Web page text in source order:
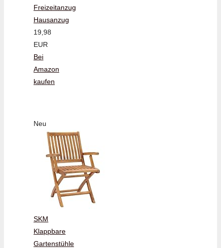
Freizeitanzug
Hausanzug
19,98
EUR
Bei
Amazon
kaufen
Neu
SKM
Klappbare
Gartenstühle